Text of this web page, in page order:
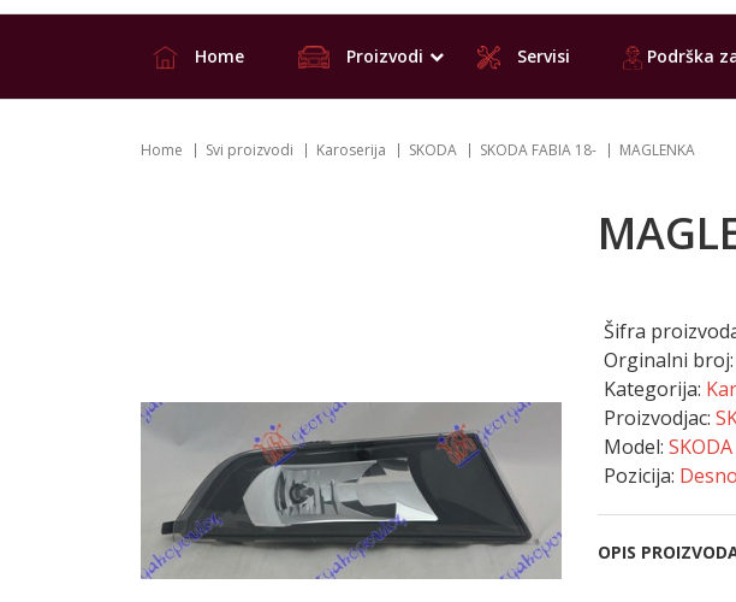
Home Proizvodi Servisi Podrška
Home Svi proizvodi Karoserija SKODA SKODA FABIA 18- MAGLENKA
Šifra
Orginalni broj:
Kategorija:
Proizvodjac:
Model:
Pozicija: Desno
OPIS